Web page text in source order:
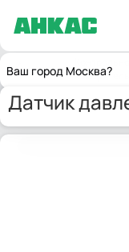
Ваш город Москва?
Главная
Датчик